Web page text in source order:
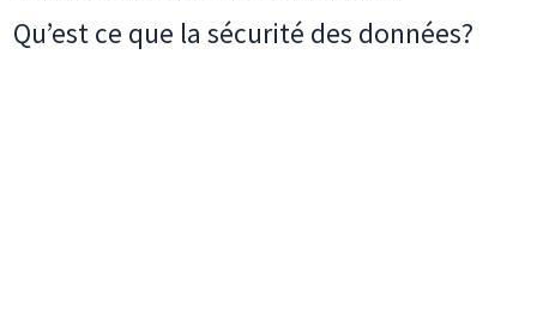
Qu’est ce que la sécurité des données?